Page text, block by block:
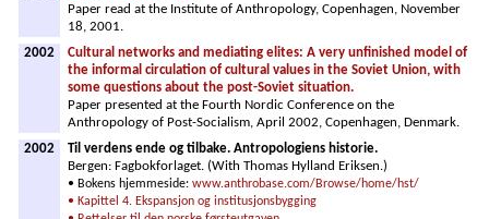
Paper read at the Institute of Anthropology, Copenhagen, November
18, 2001.
2002
Cultural networks and mediating elites: A very unfinished model of
the informal circulation of cultural values in the Soviet Union, with
some questions about the post-Soviet situation.
Paper presented at the Fourth Nordic Conference on the
Anthropology of Post-Socialism, April 2002, Copenhagen, Denmark.
2002
Til verdens ende og tilbake. Antropologiens historie.
Bergen: Fagbokforlaget. (With Thomas Hylland Eriksen.)
• Bokens hjemmeside:www.anthrobase.com/Browse/home/hst/
• Kapittel 4. Ekspansjon og institusjonsbygging